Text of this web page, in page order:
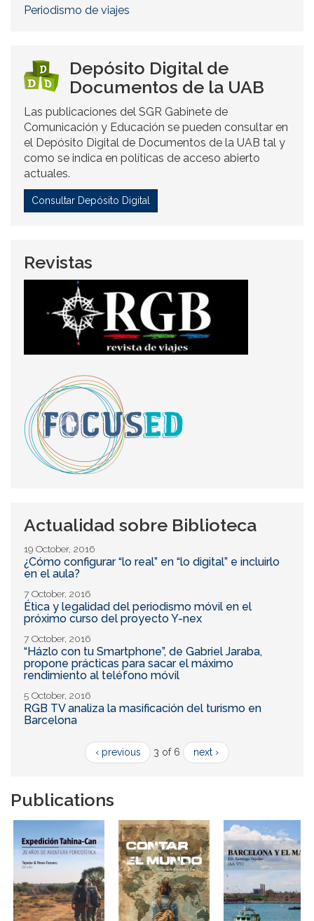
Periodismo de viajes
Depósito Digital de
Documentos de la UAB
Las publicaciones del SGR Gabinete de
Comunicación y Educación se pueden consultar en
el Depósito Digital de Documentos de la UAB tal y
como se indica en políticas de acceso abierto
actuales.
Consultar Depósito Digital
Revistas
Actualidad sobre Biblioteca
19 October, 2016
¿Cómo configurar “lo real” en “lo digital” e incluirlo
en el aula?
7 October, 2016
Ética y legalidad del periodismo móvil en el
próximo curso del proyecto Y-nex
7 October, 2016
“Házlo con tu Smartphone”, de Gabriel Jaraba,
propone prácticas para sacar el máximo
rendimiento al teléfono móvil
5 October, 2016
RGB TV analiza la masificación del turismo en
Barcelona
‹ previous 3 of 6 next ›
Publications